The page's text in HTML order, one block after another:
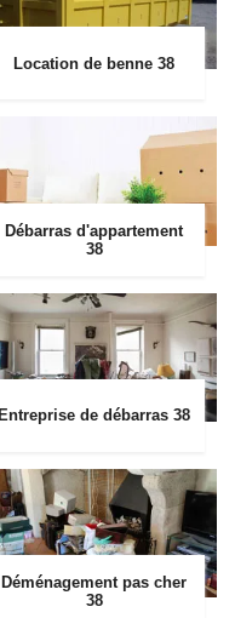
Location de benne 38
Débarras d'appartement
38
Entreprise de débarras 38
Déménagement pas cher
38